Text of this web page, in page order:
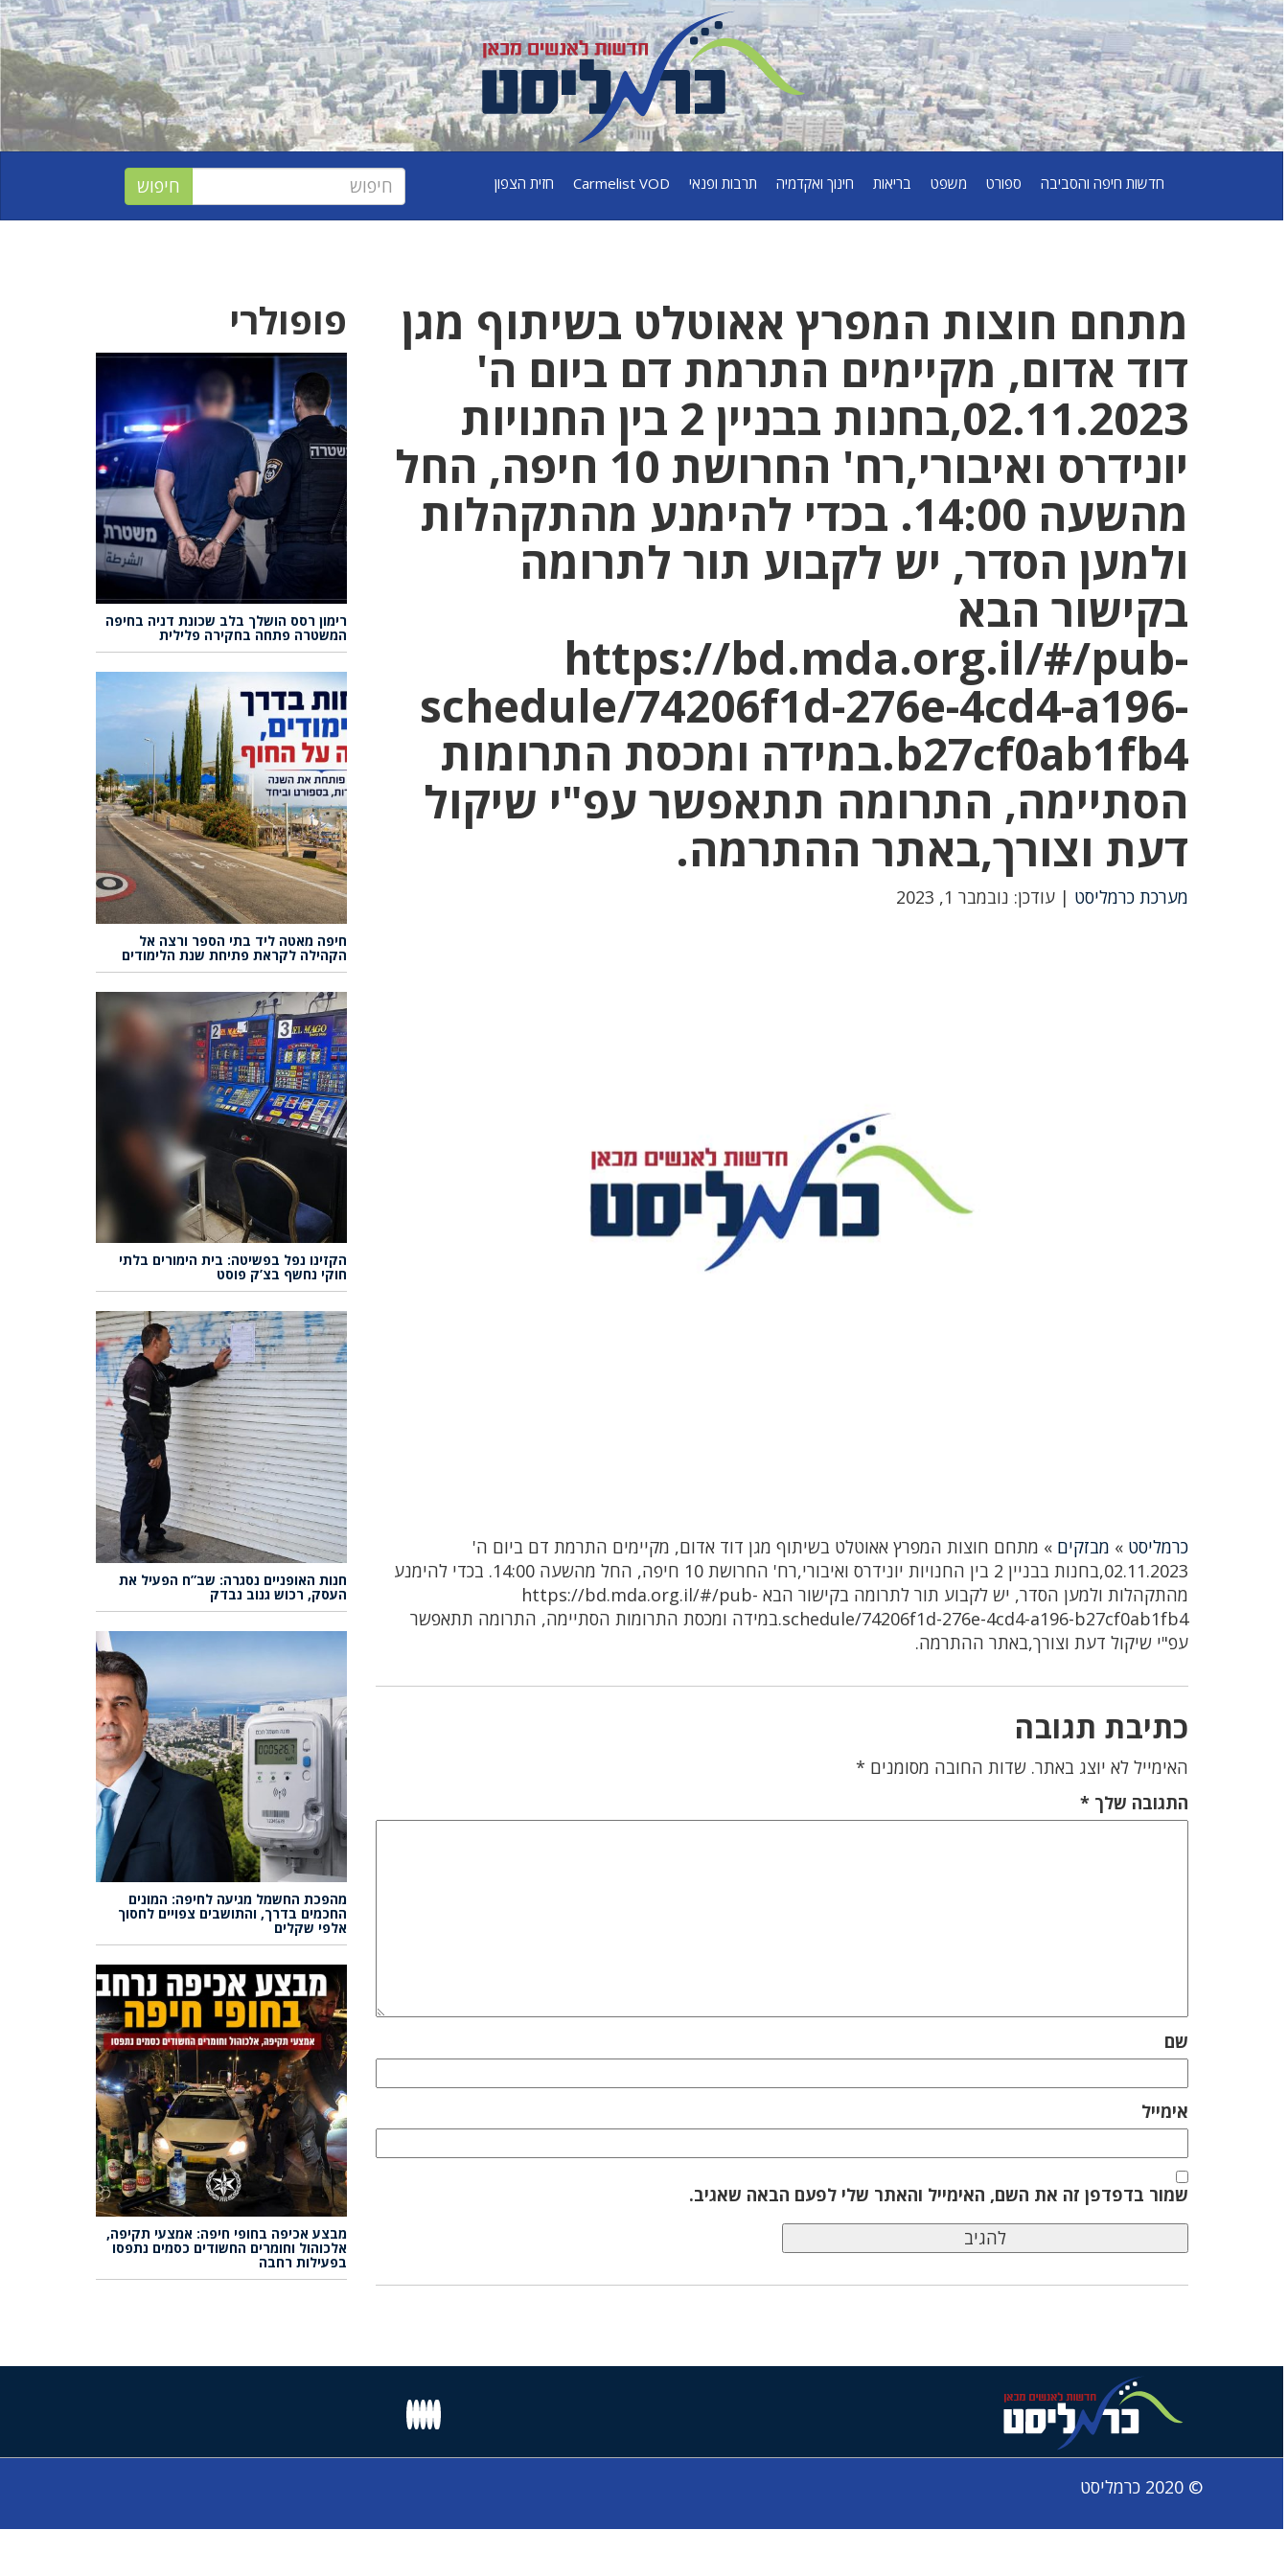
חדשות חיפה והסביבה ספורט משפט בריאות חינוך ואקדמיה תרבות ופנאי Carmelist VOD חזית הצפון
מתחם חוצות המפרץ אאוטלט בשיתוף מגן
דוד אדום, מקיימים התרמת דם ביום ה'
02.11.2023,בחנות בבניין 2 בין החנויות
יונידרס ואיבורי,רח' החרושת 10 חיפה, החל
מהשעה 14:00. בכדי להימנע מהתקהלות
ולמען הסדר, יש לקבוע תור לתרומה
בקישור הבא
https://bd.mda.org.il/#/pub-
schedule/74206f1d-276e-4cd4-a196-
b27cf0ab1fb4.במידה ומכסת התרומות
הסתיימה, התרומה תתאפשר עפ"י שיקול
דעת וצורך,באתר ההתרמה.
מערכת כרמליסט | עודכן: נובמבר 1, 2023
כרמליסט » מבזקים » מתחם חוצות המפרץ אאוטלט בשיתוף מגן דוד אדום, מקיימים התרמת דם ביום ה'
02.11.2023,בחנות בבניין 2 בין החנויות יונידרס ואיבורי,רח' החרושת 10 חיפה, החל מהשעה 14:00. בכדי להימנע
מהתקהלות ולמען הסדר, יש לקבוע תור לתרומה בקישור הבא https://bd.mda.org.il/#/pub-
schedule/74206f1d-276e-4cd4-a196-b27cf0ab1fb4.במידה ומכסת התרומות הסתיימה, התרומה תתאפשר
עפ"י שיקול דעת וצורך,באתר ההתרמה.
כתיבת תגובה
האימייל לא יוצג באתר. שדות החובה מסומנים *
התגובה שלך*
שם
אימייל
שמור בדפדפן זה את השם, האימייל והאתר שלי לפעם הבאה שאגיב.
פופולרי
רימון רסס הושלך בלב שכונת דניה בחיפה
המשטרה פתחה בחקירה פלילית
חיפה מאטה ליד בתי הספר ורצה אל
הקהילה לקראת פתיחת שנת הלימודים
הקזינו נפל בפשיטה: בית הימורים בלתי
חוקי נחשף בצ’ק פוסט
חנות האופניים נסגרה: שב”ח הפעיל את
העסק, רכוש גנוב נבדק
מהפכת החשמל מגיעה לחיפה: המונים
החכמים בדרך, והתושבים צפויים לחסוך
אלפי שקלים
מבצע אכיפה בחופי חיפה: אמצעי תקיפה,
אלכוהול וחומרים החשודים כסמים נתפסו
בפעילות רחבה
© 2020 כרמליסט